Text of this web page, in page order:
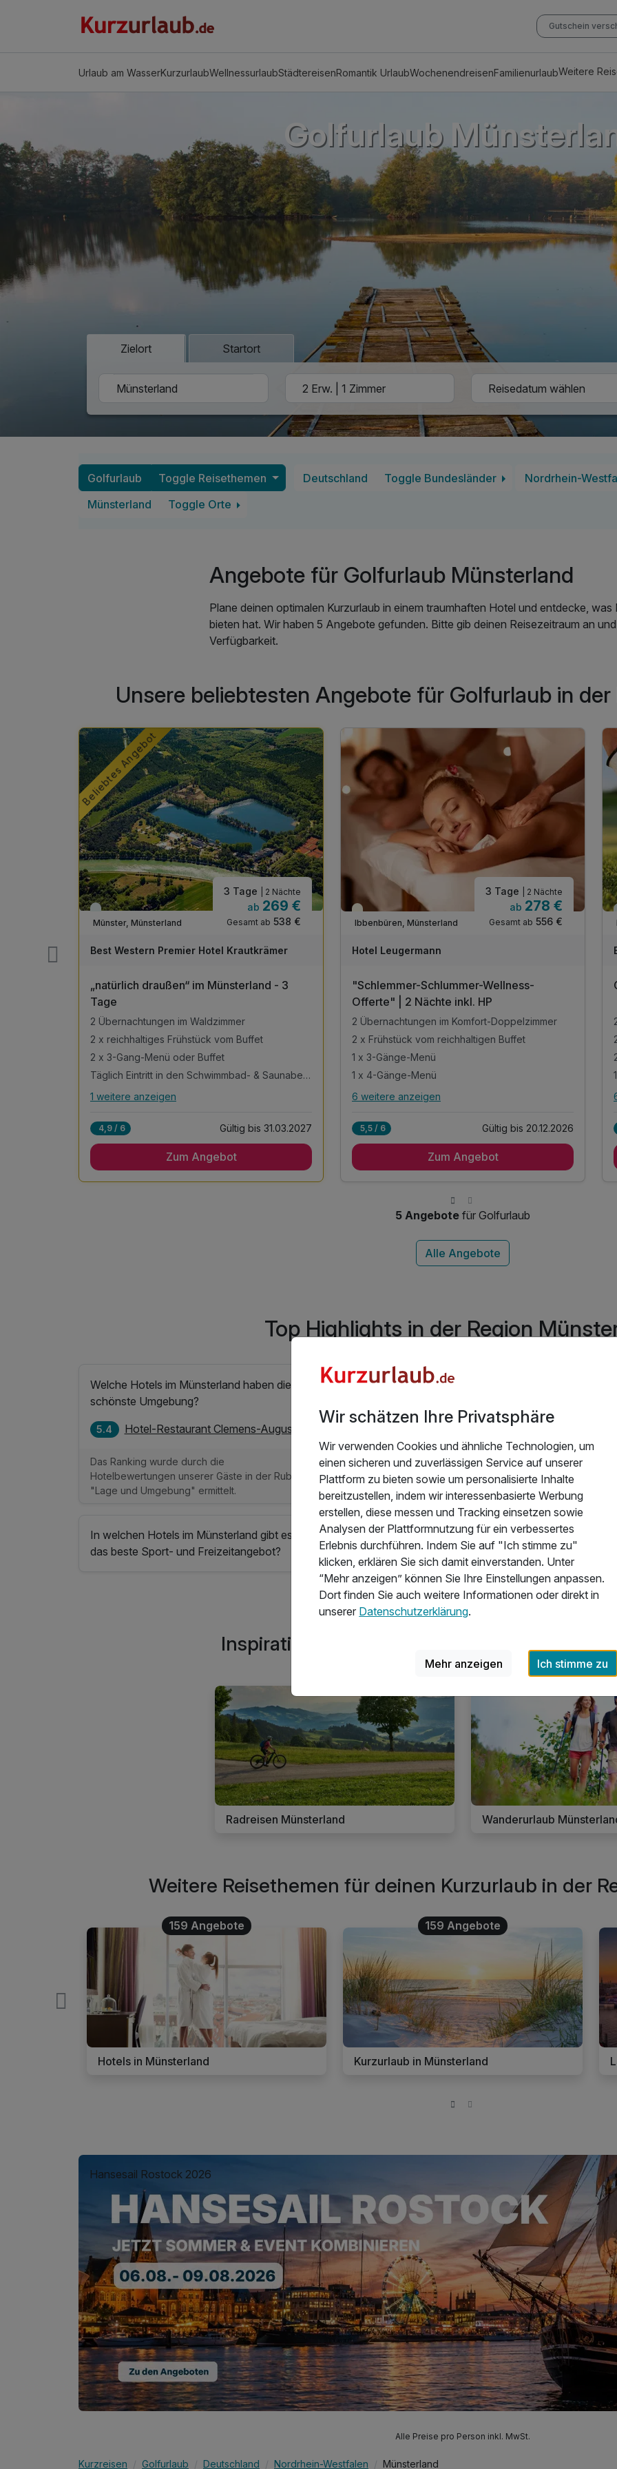
Gutschein
Urlaub am WasserKurzurlaubWellnessurlaubStädtereisenRomantik UrlaubWochenendreisenFamilienurlaubWeitere
Golfurlaub
Zielort Startort
Golfurlaub Toggle Reisethemen Deutschland Toggle Bundesländer Nordrhein-
Münsterland
Toggle Orte
Angebote für Golfurlaub Münsterland
Plane deinen optimalen Kurzurlaub in einem traumhaften Hotel und entdecke, was
bieten hat. Wir haben 5 Angebote gefunden. Bitte gib deinen Reisezeitraum an
Verfügbarkeit.
Unsere beliebtesten Angebote für Golfurlaub in
Beliebtes Angebot
Viele Termine frei
Münster, Münsterland
3 Tage | 2 Nächte
ab 269 €
Gesamt ab 538 €
Best Western Premier Hotel Krautkrämer
„natürlich draußen“ im Münsterland - 3
Tage
2 Übernachtungen im Waldzimmer
2 x reichhaltiges Frühstück vom Buffet
2 x 3-Gang-Menü oder Buffet
Täglich Eintritt in den Schwimmbad- & Saunabereich
Alle Inklusivleistungen
2 x reichhaltiges Frühstück vom Buffet
1 weitere anzeigen
4,9 / 6 Gültig bis 31.03.2027
Zum Angebot
Teilweise ausgelastet
Ibbenbüren, Münsterland
3 Tage | 2 Nächte
ab 278 €
Gesamt ab 556 €
Hotel Leugermann
"Schlemmer-Schlummer-Wellness-
Offerte" | 2 Nächte inkl. HP
2 Übernachtungen im Komfort-Doppelzimmer
2 x Frühstück vom reichhaltigen Buffet
1 x 3-Gänge-Menü
1 x 4-Gänge-Menü
Alle Inklusivleistungen
2 x Frühstück vom reichhaltigen Buffet
1 x 1 Flasche Wein für 2 Personen zum 4 Gänge-
1 x für ,,Sie" ein Thalassobad in der Whirlwanne
1 x für ,,Ihn" eine 30 min. Relax-Massage
6 weitere anzeigen
5,5 / 6 Gültig bis 20.12.2026
Zum Angebot
5 Angebote für Golfurlaub
Top Highlights in der Region
Welche Hotels im Münsterland haben die
schönste Umgebung?
5.4 Hotel-Restaurant Clemens-August
Das Ranking wurde durch die
Hotelbewertungen unserer Gäste in der Rubrik
"Lage und Umgebung" ermittelt.
Welche Hotels im Münsterland haben die
In welchen Hotels im Münsterland gibt es
das beste Sport- und Freizeitangebot?
Was kostet eine Übernachtung im
Münsterland durchschnittlich?
Inspirationen für Golfurlaub in der Region
Radreisen Münsterland Wanderurlaub
Weitere Reisethemen für deinen Kurzurlaub in der
159 Angebote
Hotels in Münsterland
159 Angebote
Kurzurlaub in Münsterland
Hansesail Rostock 2026
Alle Preise pro Person inkl. MwSt.
Kurzreisen Golfurlaub Deutschland Nordrhein-Westfalen Münsterland
Wir schätzen Ihre Privatsphäre
Wir verwenden Cookies und ähnliche Technologien, um
einen sicheren und zuverlässigen Service auf unserer
Plattform zu bieten sowie um personalisierte Inhalte
bereitzustellen, indem wir interessenbasierte Werbung
erstellen, diese messen und Tracking einsetzen sowie
Analysen der Plattformnutzung für ein verbessertes
Erlebnis durchführen. Indem Sie auf "Ich stimme zu"
klicken, erklären Sie sich damit einverstanden. Unter
“Mehr anzeigen” können Sie Ihre Einstellungen anpassen.
Dort finden Sie auch weitere Informationen oder direkt in
unserer Datenschutzerklärung.
Mehr anzeigen Ich stimme zu